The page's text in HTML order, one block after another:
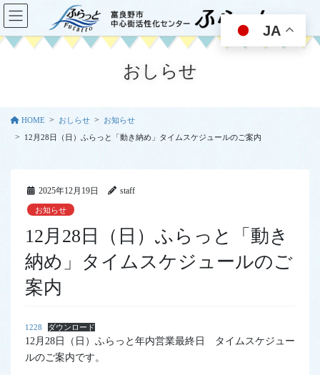
コ
ン
テ
ナ
ビ
ゲ
おしらせ
HOME おしらせ お知らせ
12月28日（日）ふらっと「動き納め」タイムスケジュールのご案内
2025年12月19日 staff
お知らせ
12月28日（日）ふらっと「動き
納め」タイムスケジュールのご
案内
1228 ダウンロード
12月28日（日）ふらっと年内営業最終日 タイムスケジュー
ルのご案内です。
JA